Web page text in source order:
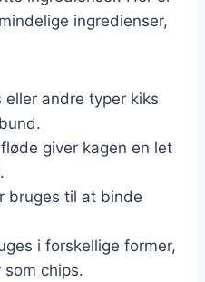
ingredienser,
eller andre typer kiks
giver kagen en let
bruges til at binde
i forskellige former,
chips.